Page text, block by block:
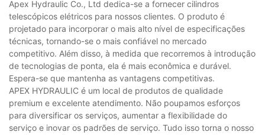
Apex Hydraulic Co., Ltd dedica-se a fornecer cilindros
telescópicos elétricos para nossos clientes. O produto é
projetado para incorporar o mais alto nível de especificações
técnicas, tornando-se o mais confiável no mercado
competitivo. Além disso, à medida que recorremos à introdução
de tecnologias de ponta, ela é mais econômica e durável.
Espera-se que mantenha as vantagens competitivas.
APEX HYDRAULIC é um local de produtos de qualidade
premium e excelente atendimento. Não poupamos esforços
para diversificar os serviços, aumentar a flexibilidade do
serviço e inovar os padrões de serviço. Tudo isso torna o nosso